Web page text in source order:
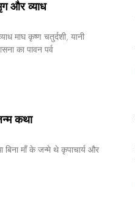
और व्याध
माघ कृष्ण चतुर्दशी, यानी
का पावन पर्व
कथा
बिना माँ के जन्मे थे कृपाचार्य और